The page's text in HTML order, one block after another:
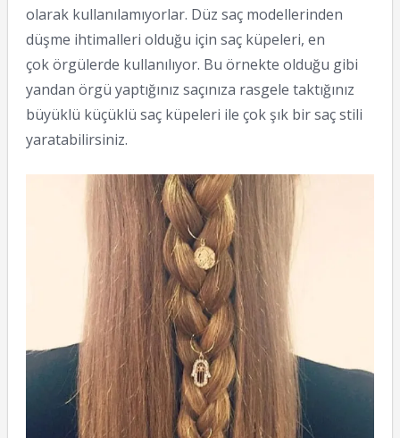
olarak kullanılamıyorlar. Düz saç modellerinden
düşme ihtimalleri olduğu için saç küpeleri, en
çok örgülerde kullanılıyor. Bu örnekte olduğu gibi
yandan örgü yaptığınız saçınıza rasgele taktığınız
büyüklü küçüklü saç küpeleri ile çok şık bir saç stili
yaratabilirsiniz.